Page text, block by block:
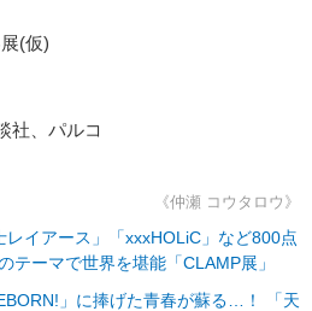
(仮)
社、パルコ
《仲瀬 コウタロウ》
レイアース」「xxxHOLiC」など800点
テーマで世界を堪能「CLAMP展」
」に捧げた青春が蘇る…！ 「天